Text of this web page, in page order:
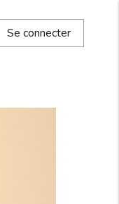
Se connecter